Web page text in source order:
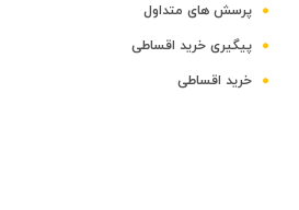
پرسش های متداول
پیگیری خرید اقساطی
خرید اقساطی